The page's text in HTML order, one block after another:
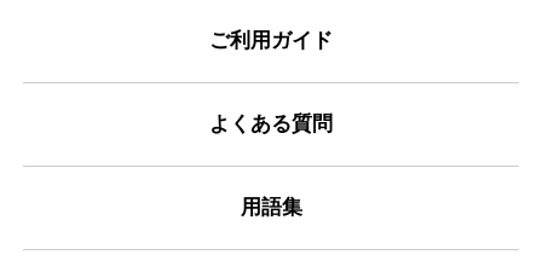
ご利用ガイド
よくある質問
用語集